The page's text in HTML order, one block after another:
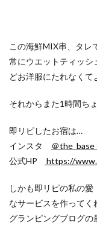
この海鮮MIX串、タレ
常にウエットティッシ
どお洋服にたれなくて
それからまた1時間ち
即リピしたお宿は…
インスタ ＠
公式HP
https://
しかも即リピの私の
なサービスを作ってく
グランピングブログ